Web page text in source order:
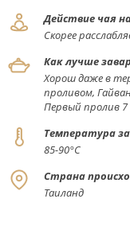
Действие чая
Скорее
Как лучше
Хорош даже в
проливом,
Первый пролив 7
Температура
85-90°С
Страна
Таиланд